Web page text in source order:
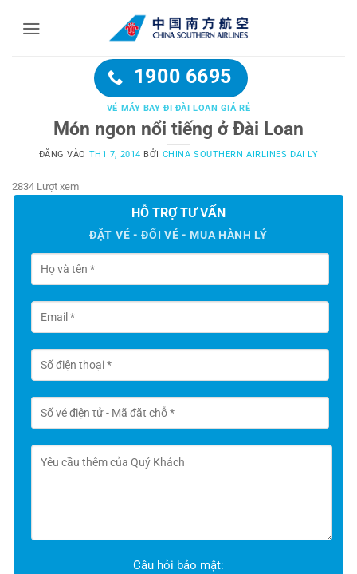
1900 6695
VÉ MÁY BAY ĐI ĐÀI LOAN GIÁ RẺ
Món ngon nổi tiếng ở Đài Loan
ĐĂNG VÀO TH1 7, 2014 BỞI CHINA SOUTHERN AIRLINES DAI LY
2834 Lượt xem
HỖ TRỢ TƯ VẤN
ĐẶT VÉ - ĐỔI VÉ - MUA HÀNH LÝ
Câu hỏi bảo mật: